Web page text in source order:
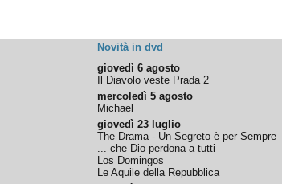
Novità in dvd
giovedì 6 agosto
Il Diavolo veste Prada 2
mercoledì 5 agosto
Michael
giovedì 23 luglio
The Drama - Un Segreto è per Sempre
... che Dio perdona a tutti
Los Domingos
Le Aquile della Repubblica